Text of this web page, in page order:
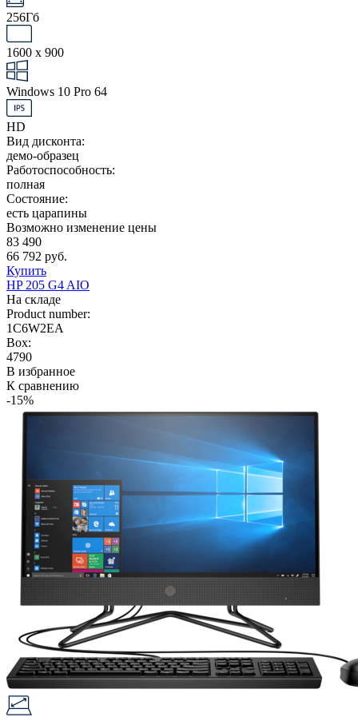
256Гб
1600 x 900
Windows 10 Pro 64
HD
Вид дисконта:
демо-образец
Работоспособность:
полная
Состояние:
есть царапины
Возможно изменение цены
83 490
66 792 руб.
Купить
HP 205 G4 AIO
На складе
Product number:
1C6W2EA
Box:
4790
В избранное
К сравнению
-15%